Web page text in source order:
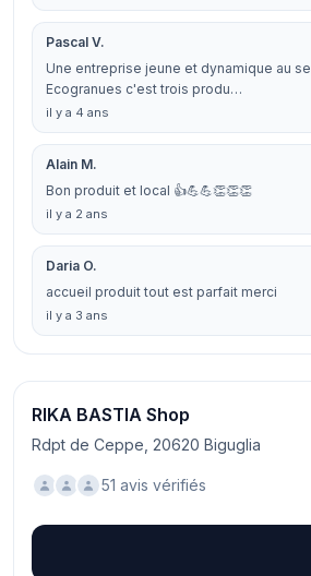
Pascal V.
Une entreprise jeune et dynamique au
Ecogranues c'est trois produ…
il y a 4 ans
Alain M.
Bon produit et local 👍💪💪👏👏👏
il y a 2 ans
Daria O.
accueil produit tout est parfait merci
il y a 3 ans
RIKA BASTIA Shop
Rdpt de Ceppe, 20620 Biguglia
51 avis vérifiés